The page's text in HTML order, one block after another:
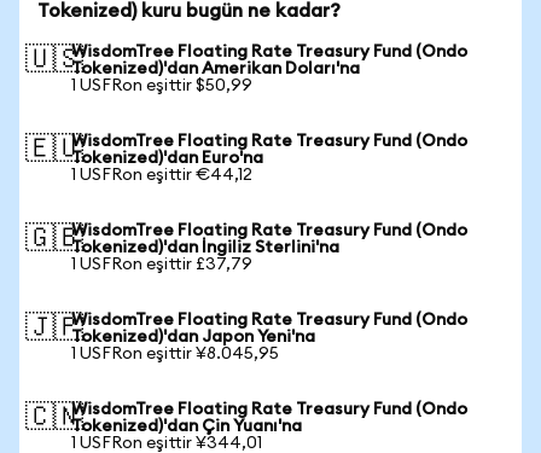
Tokenized) kuru bugün ne kadar?
🇺🇸WisdomTree Floating Rate Treasury Fund (Ondo
Tokenized)'dan Amerikan Doları'na
1 USFRon eşittir $50,99
🇪🇺WisdomTree Floating Rate Treasury Fund (Ondo
Tokenized)'dan Euro'na
1 USFRon eşittir €44,12
🇬🇧WisdomTree Floating Rate Treasury Fund (Ondo
Tokenized)'dan İngiliz Sterlini'na
1 USFRon eşittir £37,79
🇯🇵WisdomTree Floating Rate Treasury Fund (Ondo
Tokenized)'dan Japon Yeni'na
1 USFRon eşittir ¥8.045,95
🇨🇳WisdomTree Floating Rate Treasury Fund (Ondo
Tokenized)'dan Çin Yuanı'na
1 USFRon eşittir ¥344,01